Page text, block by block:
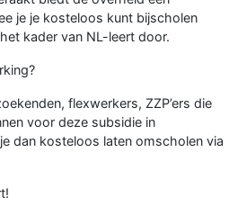
je je kosteloos kunt bijscholen
kader van NL-leert door.
flexwerkers, ZZP’ers die
voor deze subsidie in
dan kosteloos laten omscholen via